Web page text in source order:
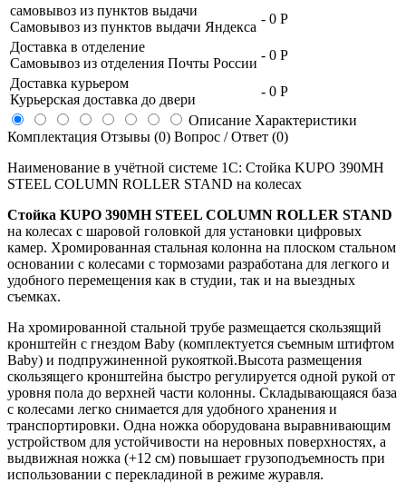
самовывоз из пунктов выдачи
Самовывоз из пунктов выдачи Яндекса
- 0 Р
Доставка в отделение
Самовывоз из отделения Почты России
- 0 Р
Доставка курьером
Курьерская доставка до двери
- 0 Р
Описание Характеристики
Комплектация Отзывы (0) Вопрос / Ответ (0)
Наименование в учётной системе 1С: Стойка KUPO 390MH
STEEL COLUMN ROLLER STAND на колесах
Стойка KUPO 390MH STEEL COLUMN ROLLER STAND
на колесах с шаровой головкой для установки цифровых
камер. Хромированная стальная колонна на плоском стальном
основании с колесами с тормозами разработана для легкого и
удобного перемещения как в студии, так и на выездных
съемках.
На хромированной стальной трубе размещается скользящий
кронштейн с гнездом Baby (комплектуется съемным штифтом
Baby) и подпружиненной рукояткой.Высота размещения
скользящего кронштейна быстро регулируется одной рукой от
уровня пола до верхней части колонны. Складывающаяся база
с колесами легко снимается для удобного хранения и
транспортировки. Одна ножка оборудована выравнивающим
устройством для устойчивости на неровных поверхностях, а
выдвижная ножка (+12 см) повышает грузоподъемность при
использовании с перекладиной в режиме журавля.